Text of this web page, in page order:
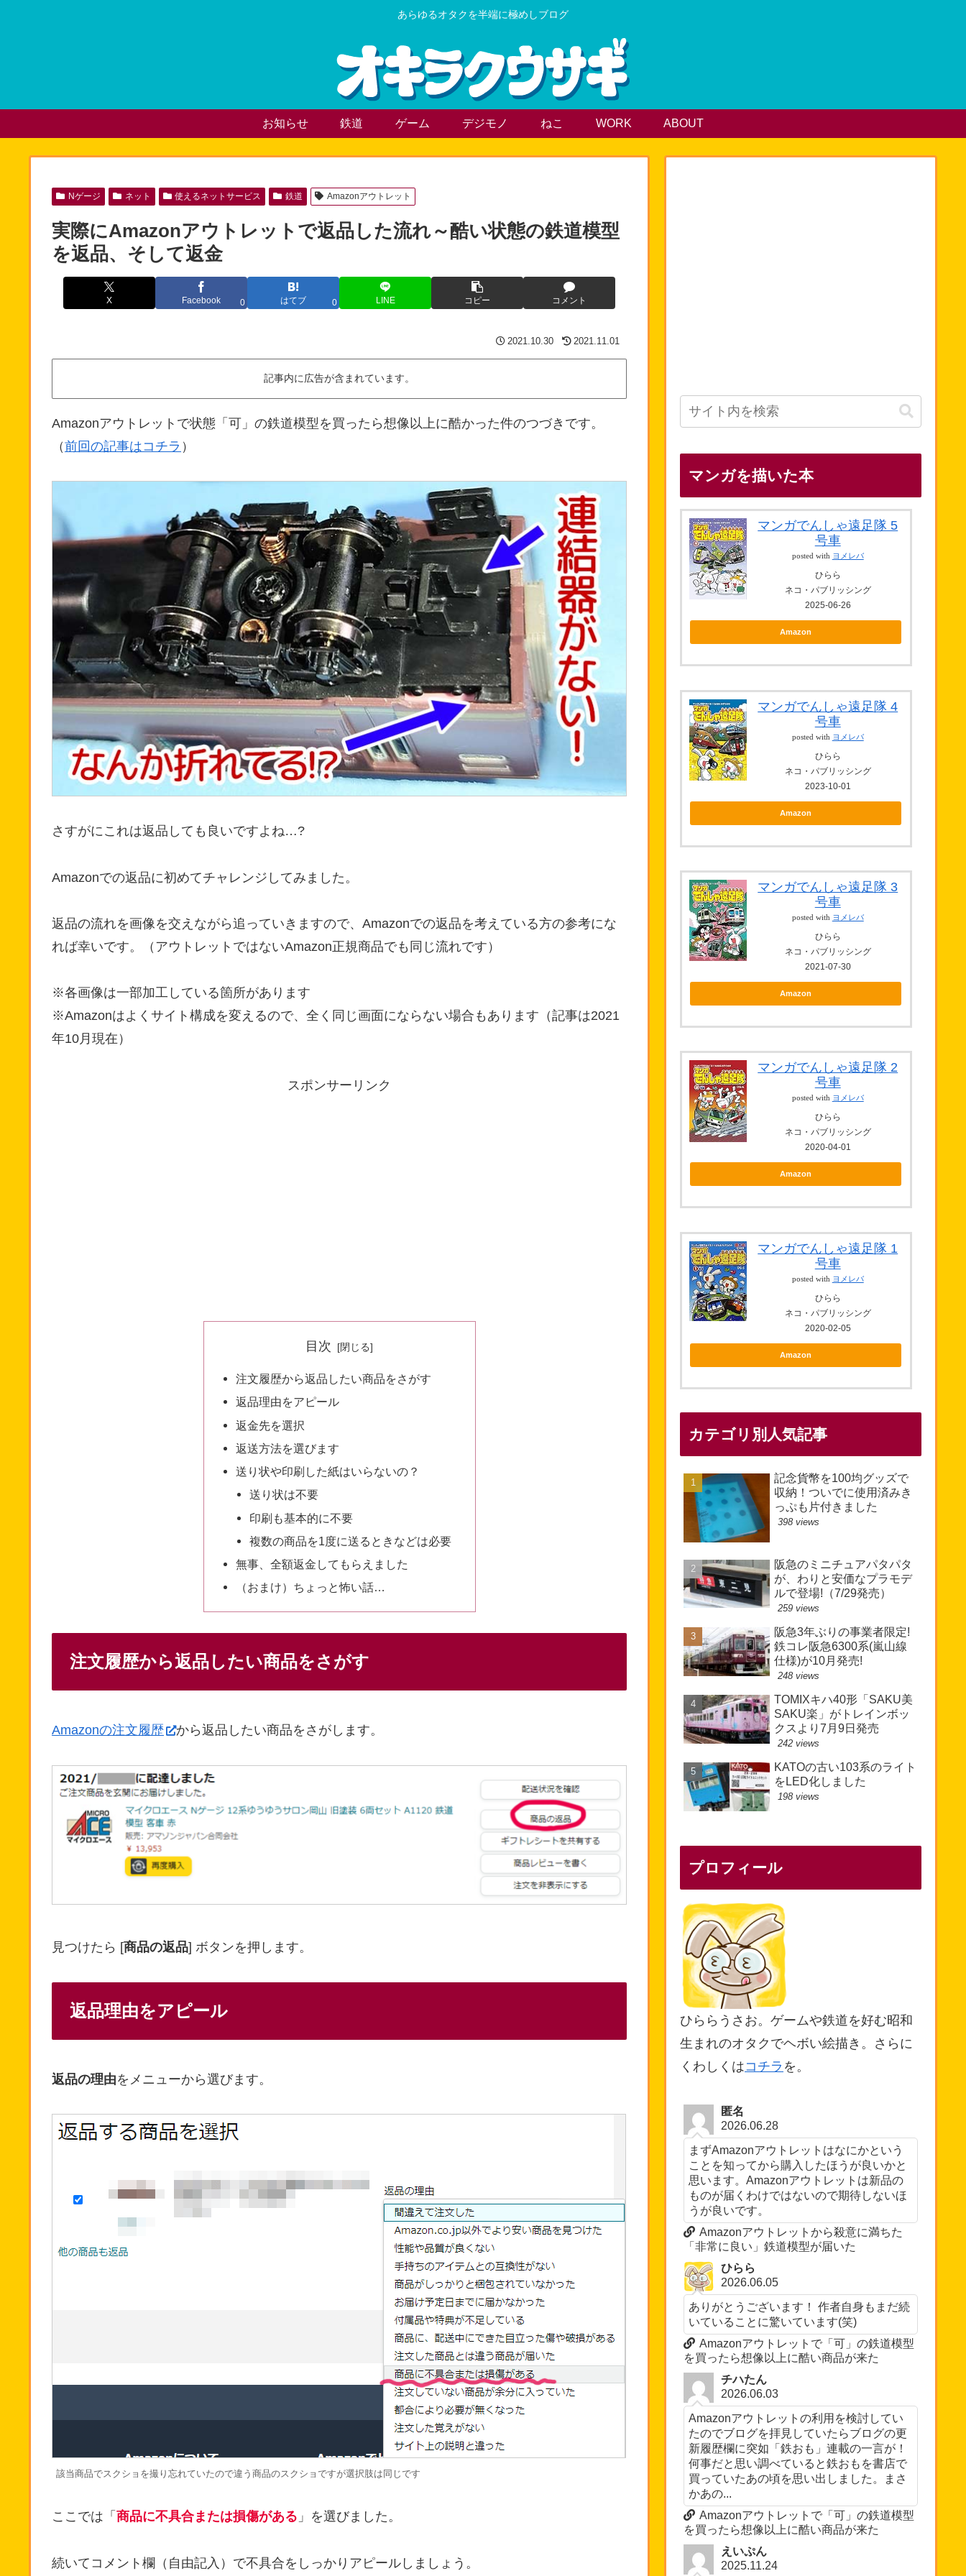
あらゆるオタクを半端に極めしブログ
お知らせ 鉄道 ゲーム デジモノ ねこ WORK ABOUT
Nゲージ ネット 使えるネットサービス 鉄道 Amazonアウトレット
実際にAmazonアウトレットで返品した流れ～酷い状態の鉄道模型
を返品、そして返金
X Facebook 0 はてブ 0 LINE コピー コメント
2021.10.30 2021.11.01
記事内に広告が含まれています。
Amazonアウトレットで状態「可」の鉄道模型を買ったら想像以上に酷かった件のつづきです。
（前回の記事はコチラ ）
さすがにこれは返品しても良いですよね…?
Amazonでの返品に初めてチャレンジしてみました。
返品の流れを画像を交えながら追っていきますので、Amazonでの返品を考えている方の参考にな
れば幸いです。（アウトレットではないAmazon正規商品でも同じ流れです）
※各画像は一部加工している箇所があります
※Amazonはよくサイト構成を変えるので、全く同じ画面にならない場合もあります（記事は2021
年10月現在）
スポンサーリンク
目次
注文履歴から返品したい商品をさがす
返品理由をアピール
返金先を選択
返送方法を選びます
送り状や印刷した紙はいらないの？
送り状は不要
印刷も基本的に不要
複数の商品を1度に送るときなどは必要
無事、全額返金してもらえました
（おまけ）ちょっと怖い話…
注文履歴から返品したい商品をさがす
Amazonの注文履歴 から返品したい商品をさがします。
見つけたら [商品の返品] ボタンを押します。
返品理由をアピール
返品の理由をメニューから選びます。
該当商品でスクショを撮り忘れていたので違う商品のスクショですが選択肢は同じです
ここでは「 商品に不具合または損傷がある 」を選びました。
続いてコメント欄（自由記入）で不具合をしっかりアピールしましょう。
マンガを描いた本
マンガでんしゃ遠足隊 5
号車
posted with ヨメレバ
ひらら
ネコ・パブリッシング
2025-06-26
Amazon
マンガでんしゃ遠足隊 4
号車
posted with ヨメレバ
ひらら
ネコ・パブリッシング
2023-10-01
Amazon
マンガでんしゃ遠足隊 3
号車
posted with ヨメレバ
ひらら
ネコ・パブリッシング
2021-07-30
Amazon
マンガでんしゃ遠足隊 2
号車
posted with ヨメレバ
ひらら
ネコ・パブリッシング
2020-04-01
Amazon
マンガでんしゃ遠足隊 1
号車
posted with ヨメレバ
ひらら
ネコ・パブリッシング
2020-02-05
Amazon
カテゴリ別人気記事
記念貨幣を100均グッズで
収納！ついでに使用済みき
っぷも片付きました
398 views
阪急のミニチュアパタパタ
が、わりと安価なプラモデ
ルで登場!（7/29発売）
259 views
阪急3年ぶりの事業者限定!
鉄コレ阪急6300系(嵐山線
仕様)が10月発売!
248 views
TOMIXキハ40形「SAKU美
SAKU楽」がトレインボッ
クスより7月9日発売
242 views
KATOの古い103系のライト
をLED化しました
198 views
プロフィール
ひららうさお。ゲームや鉄道を好む昭和
生まれのオタクでヘボい絵描き。さらに
くわしくはコチラ を。
匿名
2026.06.28
まずAmazonアウトレットはなにかという
ことを知ってから購入したほうが良いかと
思います。Amazonアウトレットは新品の
ものが届くわけではないので期待しないほ
うが良いです。
Amazonアウトレットから殺意に満ちた
「非常に良い」鉄道模型が届いた
ひらら
2026.06.05
ありがとうございます！ 作者自身もまだ続
いていることに驚いています(笑)
Amazonアウトレットで「可」の鉄道模型
を買ったら想像以上に酷い商品が来た
チハたん
2026.06.03
Amazonアウトレットの利用を検討してい
たのでブログを拝見していたらブログの更
新履歴欄に突如「鉄おも」連載の一言が！
何事だと思い調べていると鉄おもを書店で
買っていたあの頃を思い出しました。まさ
かあの...
Amazonアウトレットで「可」の鉄道模型
を買ったら想像以上に酷い商品が来た
えいぷん
2025.11.24